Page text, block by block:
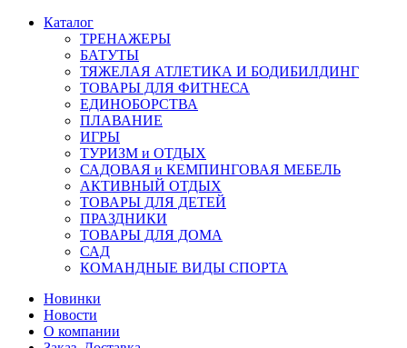
Каталог
ТРЕНАЖЕРЫ
БАТУТЫ
ТЯЖЕЛАЯ АТЛЕТИКА И БОДИБИЛДИНГ
ТОВАРЫ ДЛЯ ФИТНЕСА
ЕДИНОБОРСТВА
ПЛАВАНИЕ
ИГРЫ
ТУРИЗМ и ОТДЫХ
САДОВАЯ и КЕМПИНГОВАЯ МЕБЕЛЬ
АКТИВНЫЙ ОТДЫХ
ТОВАРЫ ДЛЯ ДЕТЕЙ
ПРАЗДНИКИ
ТОВАРЫ ДЛЯ ДОМА
САД
КОМАНДНЫЕ ВИДЫ СПОРТА
Новинки
Новости
О компании